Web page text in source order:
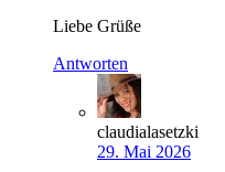
Liebe Grüße
Antworten
claudialasetzki
29. Mai 2026